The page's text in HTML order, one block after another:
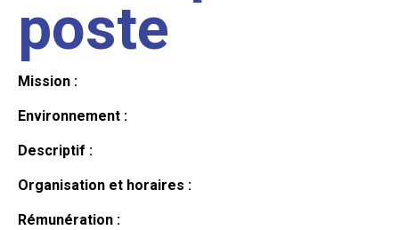
poste
Mission :
Environnement :
Descriptif :
Organisation et horaires :
Rémunération :